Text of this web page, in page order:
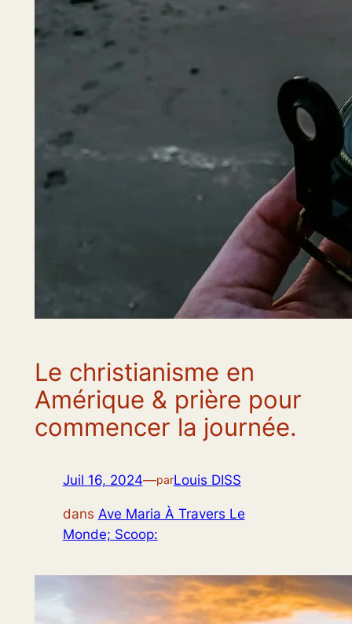
Le christianisme en
Amérique & prière pour
commencer la journée.
Juil 16, 2024—parLouis DISS
dans Ave Maria À Travers Le
Monde; Scoop: